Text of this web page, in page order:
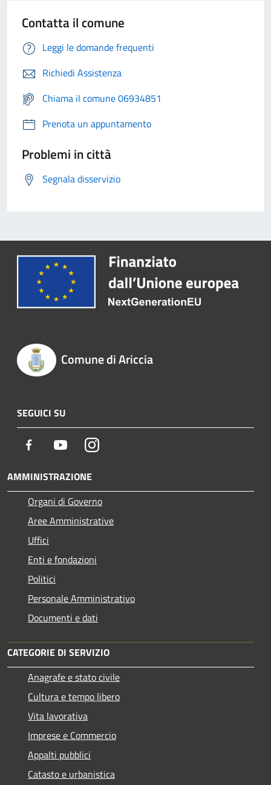
Contatta il comune
Leggi le domande frequenti
Richiedi Assistenza
Chiama il comune 06934851
Prenota un appuntamento
Problemi in città
Segnala disservizio
Comune di Ariccia
SEGUICI SU
Facebook YoutubeInstagram
AMMINISTRAZIONE
Organi di Governo
Aree Amministrative
Uffici
Enti e fondazioni
Politici
Personale Amministrativo
Documenti e dati
CATEGORIE DI SERVIZIO
Anagrafe e stato civile
Cultura e tempo libero
Vita lavorativa
Imprese e Commercio
Appalti pubblici
Catasto e urbanistica